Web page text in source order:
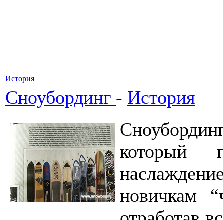
История
Сноубординг - История
который
новичкам